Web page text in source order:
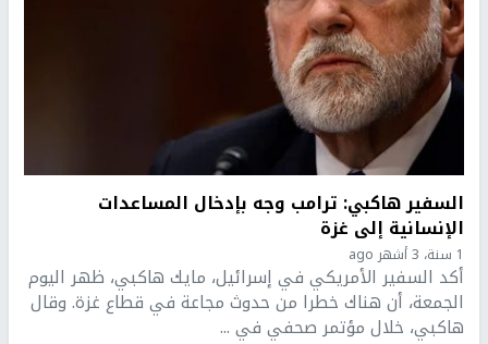
السفير هاكبي: ترامب وجه بإدخال المساعدات
الإنسانية إلى غزة
1 سنة، 3 أشهر ago
أكد السفير الأمريكي في إسرائيل، مايك هاكبي، ظهر اليوم
الجمعة، أن هناك خطرا من حدوث مجاعة في قطاع غزة. وقال
هاكبي، خلال مؤتمر صحفي في ...